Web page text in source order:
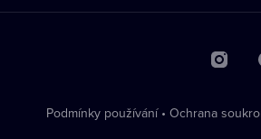
Podmínky používání • Ochrana